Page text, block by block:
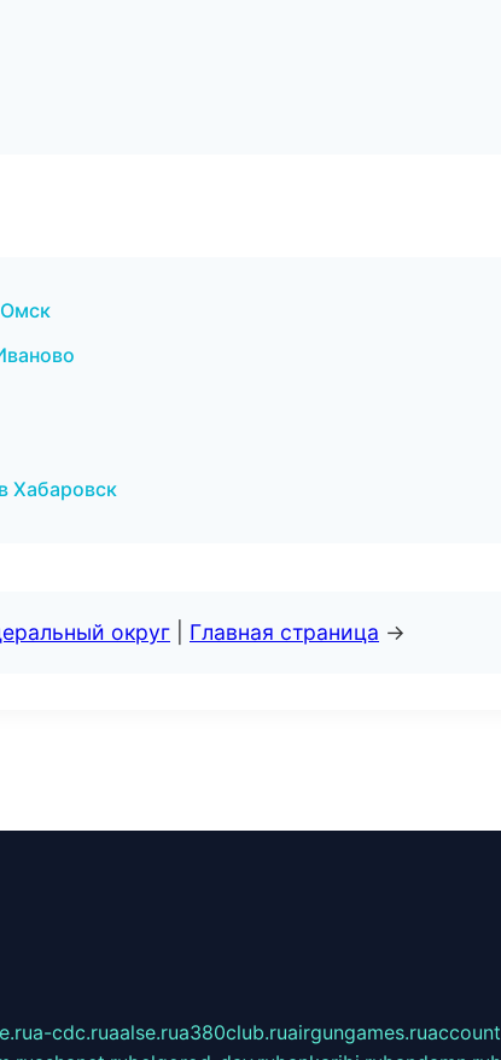
Омск
Хабаровск
округ Главная страница →
a-cdc.ruaalse.rua380club.ruairgungames.ru